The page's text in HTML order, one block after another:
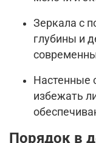
Зеркала с
глубины и
Настенные
избежать
Порядок в